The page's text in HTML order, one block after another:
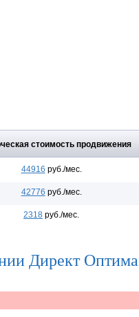
стоимость продвижения
44916 руб./мес.
42776 руб./мес.
2318 руб./мес.
Директ Оптима